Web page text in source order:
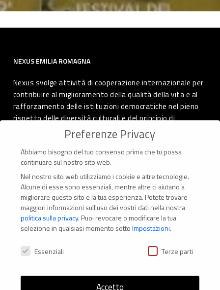
NEXUS EMILIA ROMAGNA
Nexus svolge attività di cooperazione internazionale per
contribuire al miglioramento della qualità della vita e al
rafforzamento delle istituzioni democratiche nel pieno
rispetto delle diversità culturali e del principio di
autodeterminazione dei popoli.
CONTATTI
Via Marconi 69 – 40122 Bologna (Italia)
Tel. +39 051 294 775
Preferenze Privacy
Abbiamo bisogno del tuo consenso prima che tu possa
continuare sul nostro sito web.
Nel nostro sito web utilizziamo i cookie e altre tecnologie.
Alcune di esse sono essenziali, mentre altre ci aiutano a
migliorare questo sito e la tua esperienza. Potete trovare
maggiori informazioni sull'uso dei vostri dati nella nostra
politica sulla privacy. Puoi revocare o modificare la tua
selezione in qualsiasi momento sottoImpostazioni.
Preferenze Privacy
Essenziali Terze parti
Accetto